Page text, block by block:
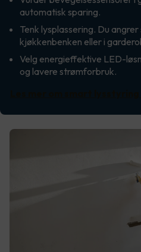
automatisk sparing.
Tenk lysplassering. Du
kjøkkenbenken eller i
Velg energieffektive LED-
og lavere strømforbruk.